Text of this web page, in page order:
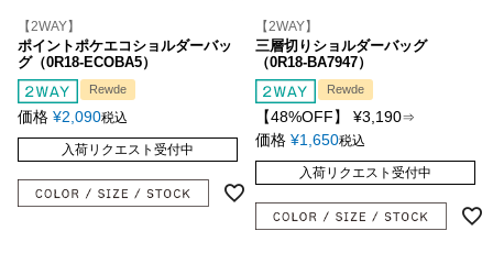
【2WAY】
ポイントポケエコショルダーバッ
グ（0R18-ECOBA5）
Rewde
価格 ¥2,090税込
入荷リクエスト受付中
【2WAY】
三層切りショルダーバッグ
（0R18-BA7947）
Rewde
【48%OFF】 ¥3,190⇒
価格 ¥1,650税込
入荷リクエスト受付中